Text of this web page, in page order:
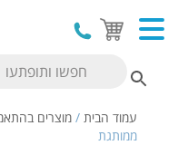
עמוד הבית/ מוצרים
ממותגת